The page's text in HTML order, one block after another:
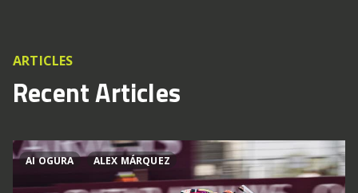
ARTICLES
Recent Articles
AI OGURA ALEX MÁRQUEZ